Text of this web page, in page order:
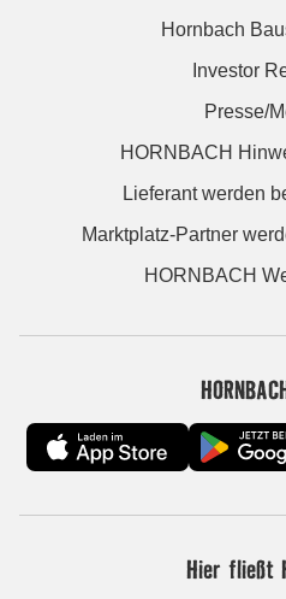
Hornbach
Investor
Presse/
HORNBACH
Lieferant werden
Marktplatz-Partner
HORNBACH
Hier fließt